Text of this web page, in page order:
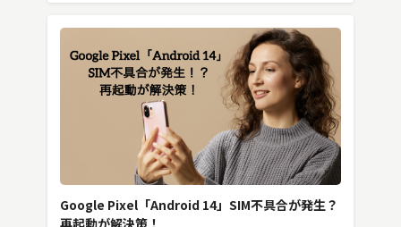
Google Pixel「Android 14」SIM不具合が発生？